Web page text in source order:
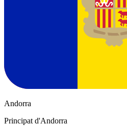
Andorra
Principat d'Andorra